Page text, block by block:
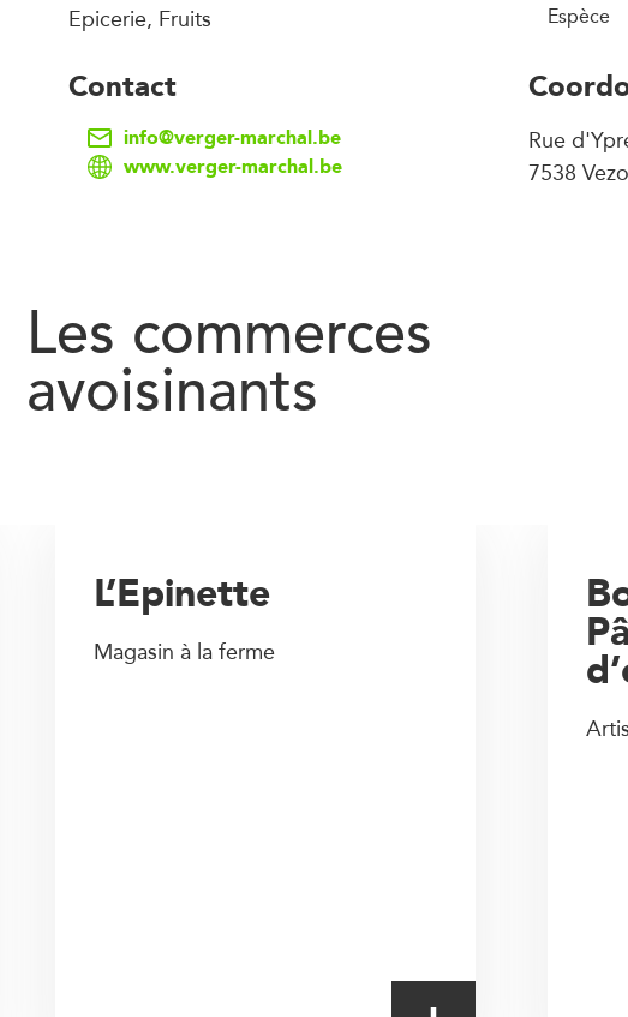
Epicerie, Fruits Espèce
Contact
info@verger-marchal.be
www.verger-marchal.be
Rue
7538
Les commerces
avoisinants
L’Epinette
Magasin à la ferme